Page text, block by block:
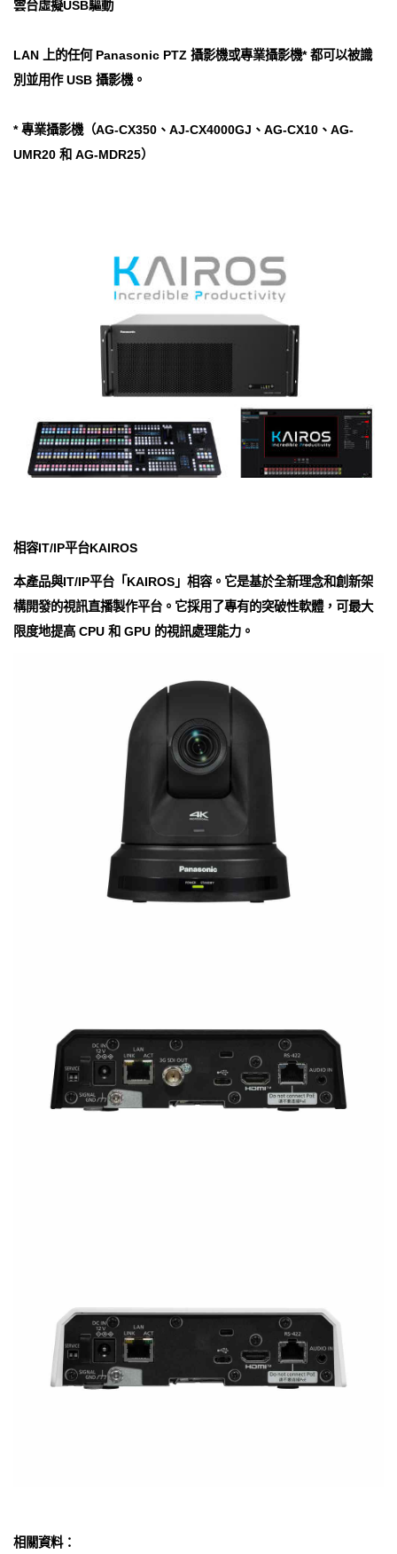
雲台虛擬USB驅動
LAN 上的任何 Panasonic PTZ 攝影機或專業攝影機* 都可以被識
別並用作 USB 攝影機。
* 專業攝影機（AG-CX350、AJ-CX4000GJ、AG-CX10、AG-
UMR20 和 AG-MDR25）
相容IT/IP平台KAIROS
本產品與IT/IP平台「KAIROS」相容。它是基於全新理念和創新架
構開發的視訊直播製作平台。它採用了專有的突破性軟體，可最大
限度地提高 CPU 和 GPU 的視訊處理能力。
相關資料：